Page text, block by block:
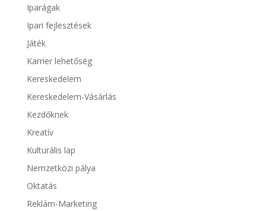
Iparágak
Ipari fejlesztések
Játék
Karrier lehetőség
Kereskedelem
Kereskedelem-Vásárlás
Kezdőknek
Kreatív
Kulturális lap
Nemzetközi pálya
Oktatás
Reklám-Marketing